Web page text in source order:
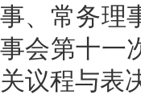
事、常务理
事会第十一
关议程与表